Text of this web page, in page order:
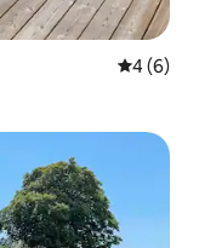
4 de uma
4 (6)